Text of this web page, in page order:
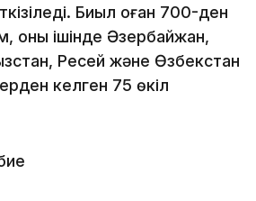
Биыл оған 700-ден
оның ішінде Әзербайжан,
Ресей және Өзбекстан
келген 75 өкіл